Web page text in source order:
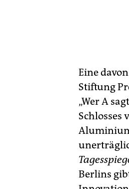
Eine
Stiftung
„Wer A
Schlosses
Berlins